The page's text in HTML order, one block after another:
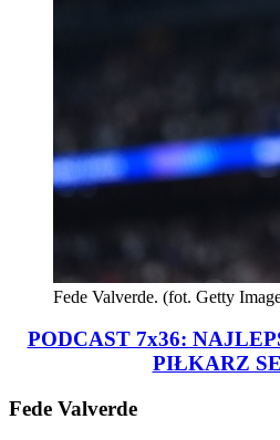
Fede Valverde. (fot. Getty
PODCAST 7x36:
PIŁKARZ
Fede Valverde